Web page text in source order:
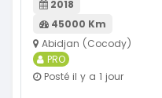
2018
45000 Km
Abidjan (Cocody)
PRO
Posté il y a 1 jour